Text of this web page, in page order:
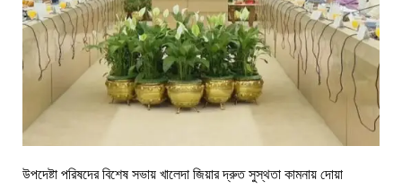
উপদেষ্টা পরিষদের বিশেষ সভায় খালেদা জিয়ার দ্রুত সুস্থতা কামনায় দোয়া